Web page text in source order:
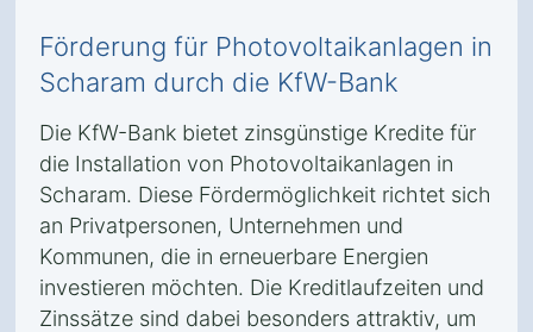
Förderung für Photovoltaikanlagen in
Scharam durch die KfW-Bank
Die KfW-Bank bietet zinsgünstige Kredite für
die Installation von Photovoltaikanlagen in
Scharam. Diese Fördermöglichkeit richtet sich
an Privatpersonen, Unternehmen und
Kommunen, die in erneuerbare Energien
investieren möchten. Die Kreditlaufzeiten und
Zinssätze sind dabei besonders attraktiv, um